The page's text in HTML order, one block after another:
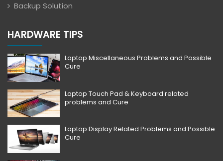
Backup Solution
HARDWARE TIPS
Laptop Miscellaneous Problems and Possible
Cure
Laptop Touch Pad & Keyboard related
problems and Cure
Laptop Display Related Problems and Possible
Cure